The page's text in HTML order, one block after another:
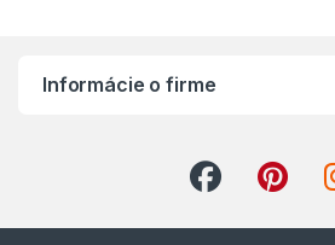
Informácie o firme